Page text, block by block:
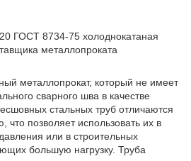
ГОСТ 8734-75 холоднокатаная
металлопроката
металлопрокат, который не имеет
сварного шва в качестве
стальных труб отличаются
позволяет использовать их в
или в строительных
большую нагрузку. Труба